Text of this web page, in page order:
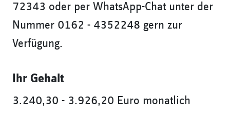
72343 oder per WhatsApp-Chat unter der
Nummer 0162 - 4352248 gern zur
Verfügung.
Ihr Gehalt
3.240,30 - 3.926,20 Euro monatlich